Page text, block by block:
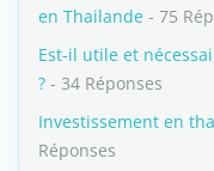
en Thailande - 75
Est-il utile et
? - 34 Réponses
Investissement en
Réponses